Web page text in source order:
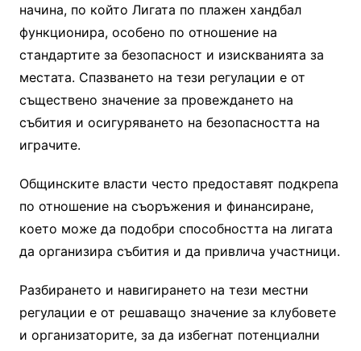
начина, по който Лигата по плажен хандбал
функционира, особено по отношение на
стандартите за безопасност и изискванията за
местата. Спазването на тези регулации е от
съществено значение за провеждането на
събития и осигуряването на безопасността на
играчите.
Общинските власти често предоставят подкрепа
по отношение на съоръжения и финансиране,
което може да подобри способността на лигата
да организира събития и да привлича участници.
Разбирането и навигирането на тези местни
регулации е от решаващо значение за клубовете
и организаторите, за да избегнат потенциални